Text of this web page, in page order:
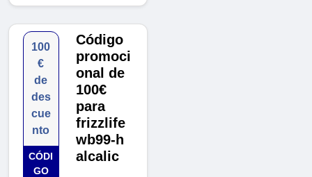
100
€
de
des
cue
nto
CÓDI
GO
Código
promoci
onal de
100€
para
frizzlife
wb99-h
alcalic